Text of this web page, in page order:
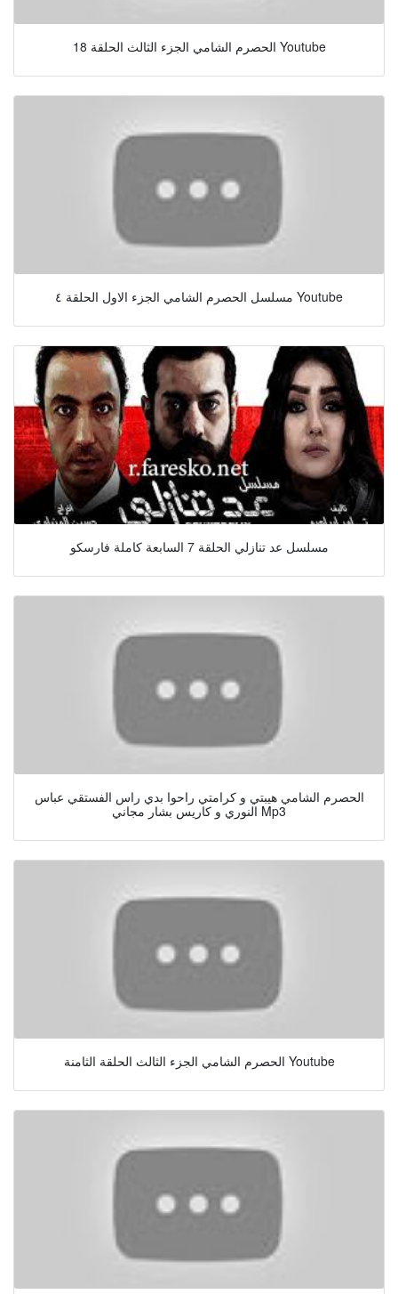
الحصرم الشامي الجزء الثالث الحلقة 18 Youtube
مسلسل الحصرم الشامي الجزء الاول الحلقة ٤ Youtube
مسلسل عد تنازلي الحلقة 7 السابعة كاملة فارسكو
الحصرم الشامي هيبتي و كرامتي راحوا بدي راس الفستقي عباس
النوري و كاريس بشار مجاني Mp3
الحصرم الشامي الجزء الثالث الحلقة الثامنة Youtube